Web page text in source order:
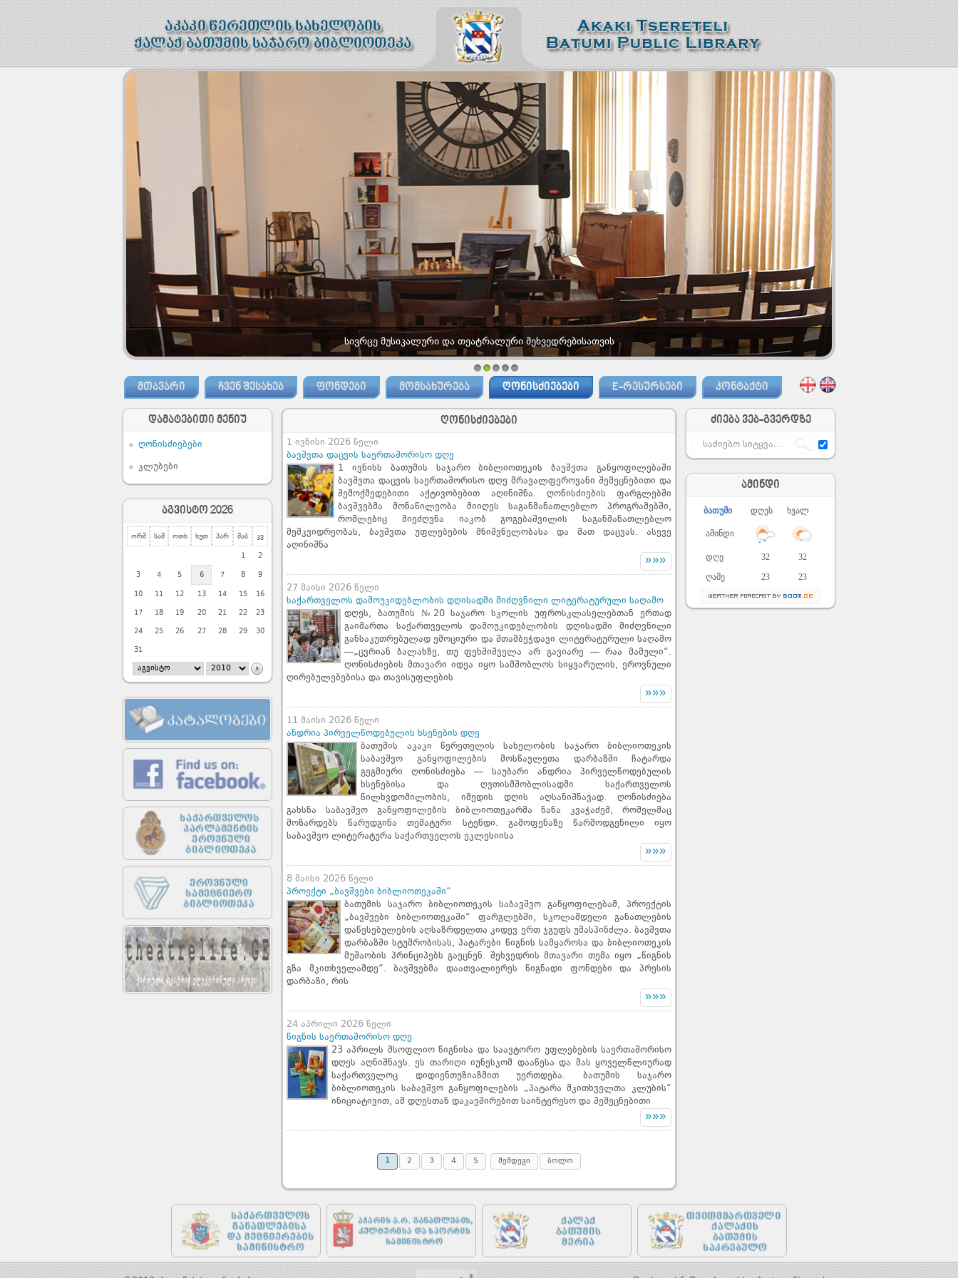
1 2 3 4 5
ᲛᲗᲐᲕᲐᲠᲘ ᲩᲕᲔᲜ ᲨᲔᲡᲐᲮᲔᲑ ᲤᲝᲜᲓᲔᲑᲘ ᲛᲝᲛᲡᲐᲮᲣᲠᲔᲑᲐ ᲦᲝᲜᲘᲡᲫᲘᲔᲑᲔᲑᲘ E-ᲠᲔᲡᲣᲠᲡᲔᲑᲘ ᲙᲝᲜᲢᲐᲥᲢᲘ
დამატებითი მენიუ
ღონისძიებები
კლუბები
აგვისტო 2026
ორშ სამ ოთხ ხუთ პარ შაბ კვ
1 2
3 4 5 6 7 8 9
10 11 12 13 14 15 16
17 18 19 20 21 22 23
24 25 26 27 28 29 30
31
ღონისძიებები
1 ივნისი 2026 წელი
ბავშვთა დაცვის საერთაშორისო დღე
1 ივნისს ბათუმის საჯარო ბიბლიოთეკის ბავშვთა განყოფილებაში
ბავშვთა დაცვის საერთაშორისო დღე მრავალფეროვანი შემეცნებითი და
შემოქმედებითი აქტივობებით აღინიშნა. ღონისძიების ფარგლებში
ბავშვებმა მონაწილეობა მიიღეს საგანმანათლებლო პროგრამებში,
რომლებიც მიეძღვნა იაკობ გოგებაშვილის საგანმანათლებლო
მემკვიდრეობას, ბავშვთა უფლებების მნიშვნელობასა და მათ დაცვას. ასევე
აღინიშნა
»»»
27 მაისი 2026 წელი
საქართველოს დამოუკიდებლობის დღისადმი მიძღვნილი ლიტერატურული საღამო
დღეს, ბათუმის №20 საჯარო სკოლის უფროსკლასელებთან ერთად
გაიმართა საქართველოს დამოუკიდებლობის დღისადმი მიძღვნილი
განსაკუთრებულად ემოციური და შთამბეჭდავი ლიტერატურული საღამო
—„ცვრიან ბალახზე, თუ ფეხშიშველა არ გავიარე — რაა მამული“.
ღონისძიების მთავარი იდეა იყო სამშობლოს სიყვარულის, ეროვნული
ღირებულებებისა და თავისუფლების
»»»
11 მაისი 2026 წელი
ანდრია პირველწოდებულის ხსენების დღე
ბათუმის აკაკი წერეთელის სახელობის საჯარო ბიბლიოთეკის
საბავშვო განყოფილების მოსწავლეთა დარბაზში ჩატარდა
გეგმიური ღონისძიება — საუბარი ანდრია პირველწოდებულის
ხსენებისა და ღვთისმშობლისადმი საქართველოს
წილხვდომილობის, იმედის დღის აღსანიშნავად. ღონისძიება
გახსნა საბავშვო განყოფილების ბიბლიოთეკარმა ნანა კვაჭაძემ, რომელმაც
მოზარდებს წარუდგინა თემატური სტენდი. გამოფენაზე წარმოდგენილი იყო
საბავშვო ლიტერატურა საქართველოს ეკლესიისა
»»»
8 მაისი 2026 წელი
პროექტი „ბავშვები ბიბლიოთეკაში“
ბათუმის საჯარო ბიბლიოთეკის საბავშვო განყოფილებამ, პროექტის
„ბავშვები ბიბლიოთეკაში“ ფარგლებში, სკოლამდელი განათლების
დაწესებულების აღსაზრდელთა კიდევ ერთ ჯგუფს უმასპინძლა. ბავშვთა
დარბაზში სტუმრობისას, პატარები წიგნის სამყაროსა და ბიბლიოთეკის
მუშაობის პრინციპებს გაეცნენ. შეხვედრის მთავარი თემა იყო „წიგნის
გზა მკითხველამდე“. ბავშვებმა დაათვალიერეს წიგნადი ფონდები და პრესის
დარბაზი, რის
»»»
24 აპრილი 2026 წელი
წიგნის საერთაშორისო დღე
23 აპრილს მსოფლიო წიგნისა და საავტორო უფლებების საერთაშორისო
დღეს აღნიშნავს. ეს თარიღი იუნესკომ დააწესა და მას ყოველწლიურად
საქართველოც დიდიენთუზიაზმით უერთდება. ბათუმის საჯარო
ბიბლიოთეკის საბავშვო განყოფილების „პატარა მკითხველთა კლუბის“
ინიციატივით, ამ დღესთან დაკავშირებით საინტერესო და შემეცნებითი
»»»
1 2 3 4 5 შემდეგი ბოლო
ძიება ვებ-გვერდზე
ამინდი
ბათუმი დღეს ხვალ
ამინდი
დღე 32
32
ღამე
23 23